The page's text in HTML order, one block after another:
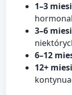
1–3
3–6
6–12
12+